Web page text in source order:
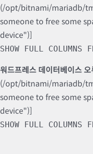
(/opt/bitnami/mariadb/
someone to free some
device")]
SHOW FULL
워드프레스 데이터베이스 오
(/opt/bitnami/mariadb/
someone to free some
device")]
SHOW FULL